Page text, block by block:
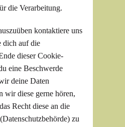
die Verarbeitung.
kontaktiere uns
dich auf die
dieser Cookie-
eine Beschwerde
deine Daten
wir diese gerne hören,
Recht diese an die
zu